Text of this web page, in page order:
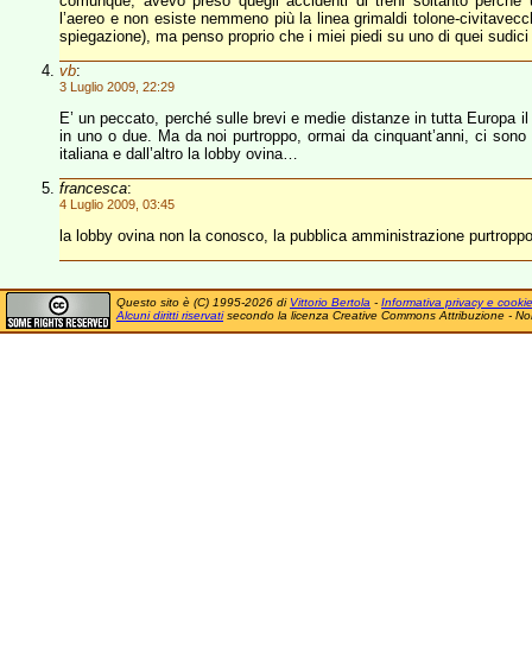
l’aereo e non esiste nemmeno più la linea grimaldi tolone-
spiegazione), ma penso proprio che i miei piedi su uno di quei
vb:
3 Luglio 2009, 22:29
E’ un peccato, perché sulle brevi e medie distanze in tutta
in uno o due. Ma da noi purtroppo, ormai da cinquant’anni, ci
italiana e dall’altro la lobby ovina…
francesca:
4 Luglio 2009, 03:45
la lobby ovina non la conosco, la pubblica amministrazione
Questo sito è (C) 1995-2026 di Vittorio Bertola - Informativa privacy e cookie
Alcuni diritti riservatisecondo la licenza Creative Commons Attribuzione -